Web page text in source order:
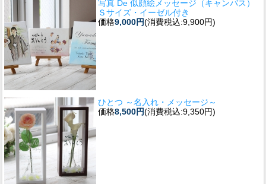
写真 De 似顔絵メッセージ（キャンバス）
Ｓサイズ・イーゼル付き
価格9,000円(消費税込:9,900円)
ひとつ ～名入れ・メッセージ～
価格8,500円(消費税込:9,350円)